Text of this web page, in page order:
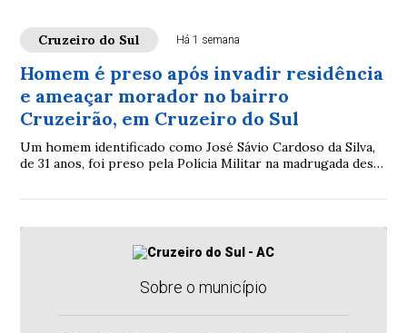
Cruzeiro do Sul Há 1 semana
Homem é preso após invadir residência
e ameaçar morador no bairro
Cruzeirão, em Cruzeiro do Sul
Um homem identificado como José Sávio Cardoso da Silva,
de 31 anos, foi preso pela Polícia Militar na madrugada desta
Sobre o município